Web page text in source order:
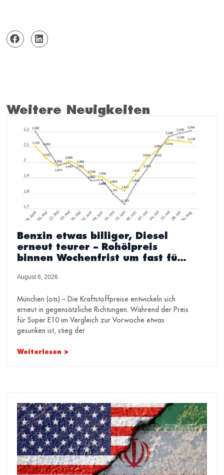
Weitere Neuigkeiten
Benzin etwas billiger, Diesel
erneut teurer – Rohölpreis
binnen Wochenfrist um fast fünf
weiterhin erhebliches Potenzial
August 6, 2026
München (ots) – Die Kraftstoffpreise entwickeln sich
erneut in gegensätzliche Richtungen. Während der Preis
für Super E10 im Vergleich zur Vorwoche etwas
gesunken ist, stieg der
Weiterlesen >